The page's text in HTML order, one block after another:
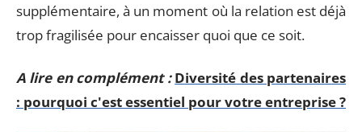
supplémentaire, à un moment où la relation est déjà
trop fragilisée pour encaisser quoi que ce soit.
A lire en complément : Diversité des partenaires
: pourquoi c'est essentiel pour votre entreprise ?